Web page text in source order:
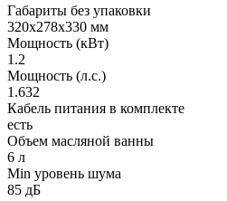
Габариты без упаковки
320x278x330 мм
Мощность (кВт)
1.2
Мощность (л.с.)
1.632
Кабель питания в комплекте
есть
Объем масляной ванны
6 л
Min уровень шума
85 дБ